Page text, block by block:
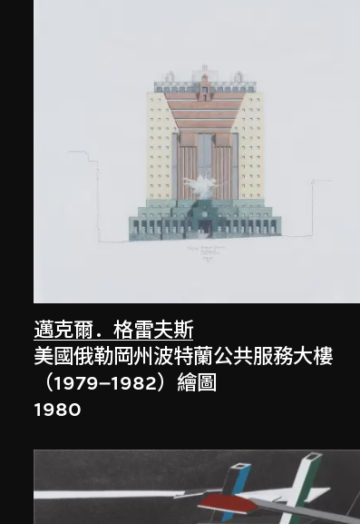
邁克爾．格雷夫斯
美國俄勒岡州波特蘭公共服務大樓
（1979–1982）繪圖
1980